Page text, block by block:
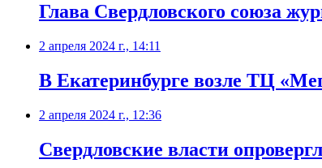
Глава Свердловского союза
2 апреля 2024 г., 14:11
В Екатеринбурге возле ТЦ
2 апреля 2024 г., 12:36
Свердловские власти